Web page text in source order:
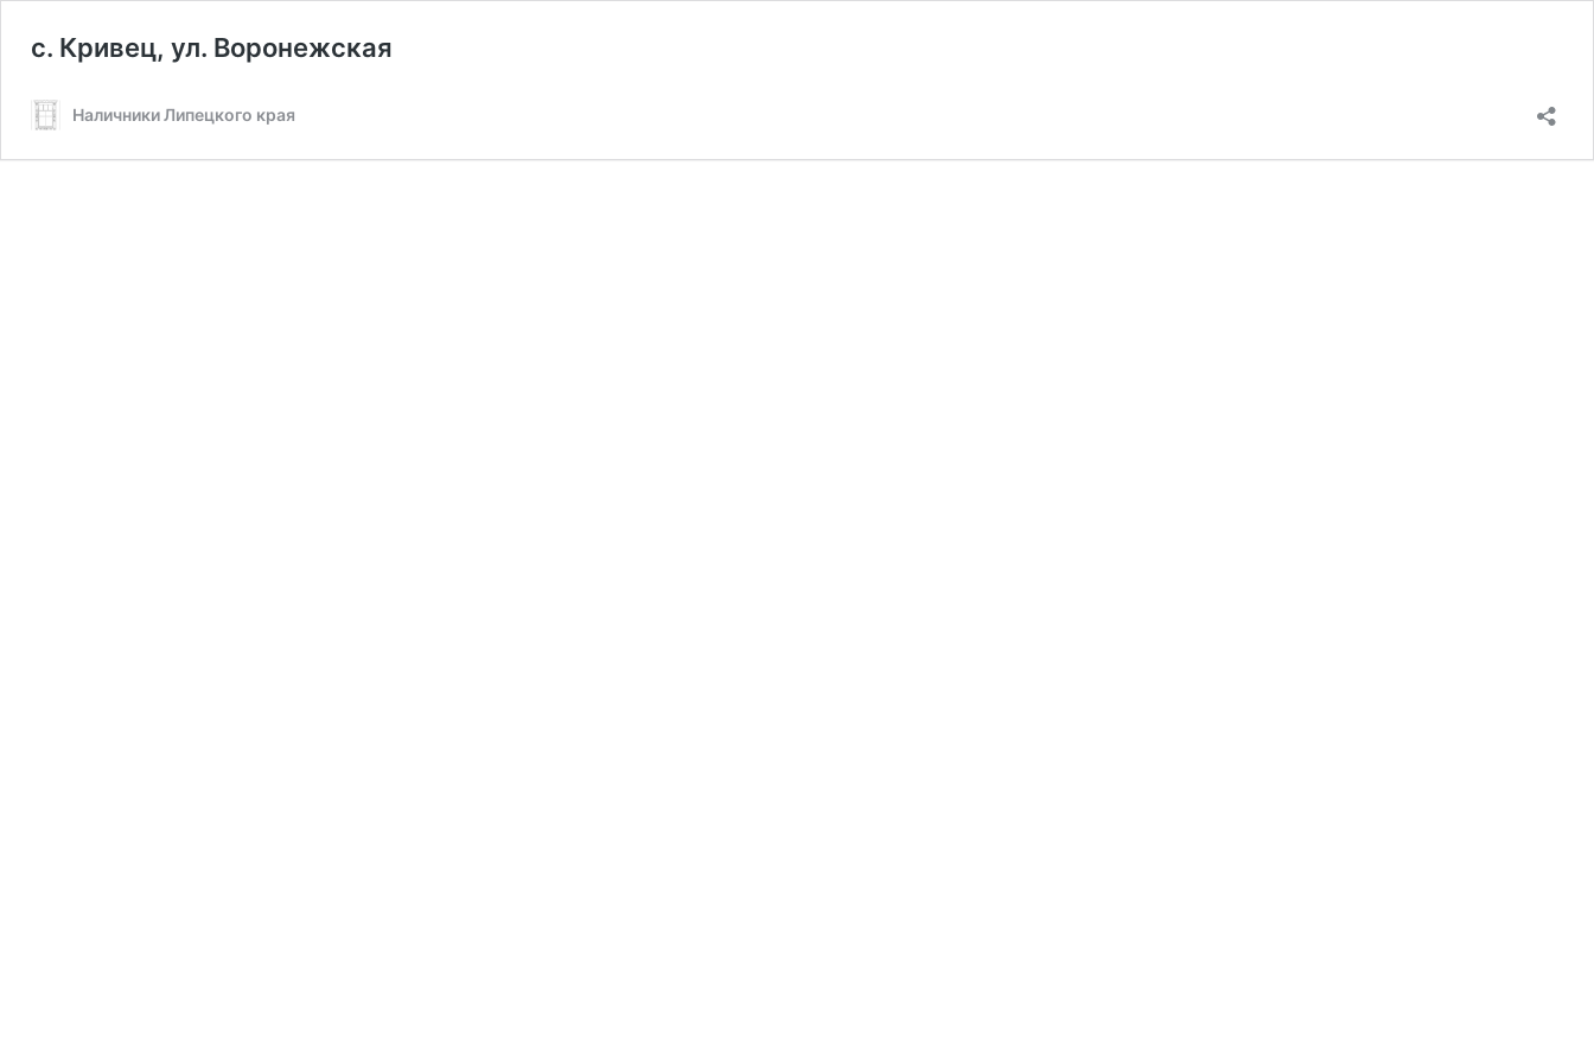
с. Кривец, ул. Воронежская
Наличники Липецкого края